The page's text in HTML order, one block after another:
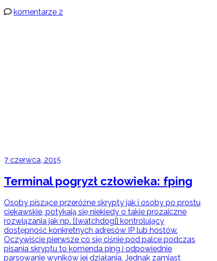
komentarze 2
7 czerwca, 2015
Terminal pogryzł człowieka: fping
Osoby piszące przeróżne skrypty jak i osoby po prostu
ciekawskie, potykają się niekiedy o takie prozaiczne
rozwiązania jak np. [[watchdog]] kontrolujący
dostępność konkretnych adresów IP lub hostów.
Oczywiście pierwsze co się ciśnie pod palce podczas
pisania skryptu to komenda ping i odpowiednie
parsowanie wyników jej działania. Jednak zamiast